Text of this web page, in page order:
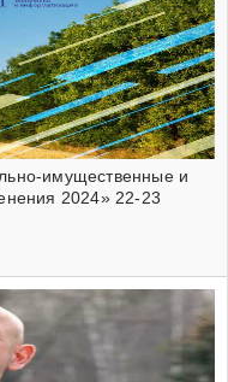
имущественные и
2024» 22-23